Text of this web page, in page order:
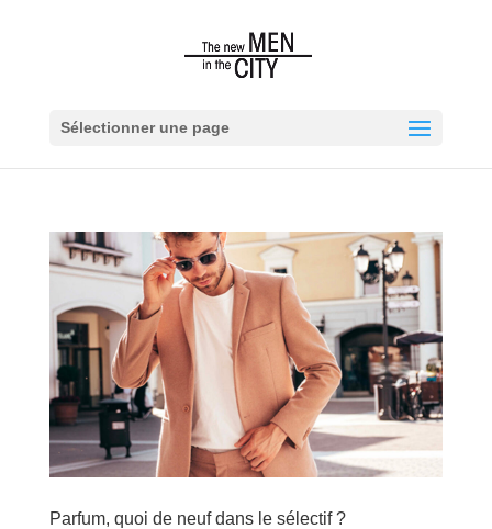
Sélectionner une page
Parfum, quoi de neuf dans le sélectif ?